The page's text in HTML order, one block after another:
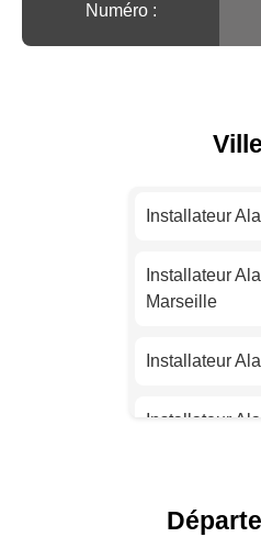
Numéro :
Installateur
Installateur
Marseille
Installateur
Installateur
Installateur